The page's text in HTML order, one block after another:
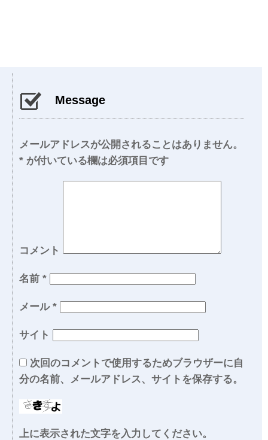
Message
メールアドレスが公開されることはありません。
* が付いている欄は必須項目です
コメント
名前 *
メール *
サイト
次回のコメントで使用するためブラウザーに自
分の名前、メールアドレス、サイトを保存する。
上に表示された文字を入力してください。